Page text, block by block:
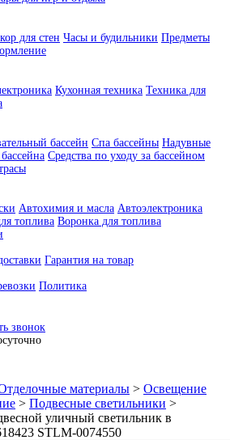
для стен Часы и будильники Предметы
Кухонная техника Техника для
бассейн Спа бассейны Надувные
Средства по уходу за бассейном
Автохимия и масла Автоэлектроника
топлива Воронка для топлива
Гарантия на товар
Политика
звонок
материалы > Освещение
> Подвесные светильники >
уличный светильник в
STLM-0074550